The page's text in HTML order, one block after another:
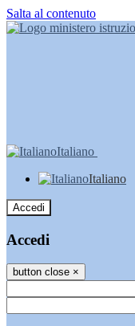
Salta al contenuto
Italiano
Italiano
Accedi
Accedi
button close ×